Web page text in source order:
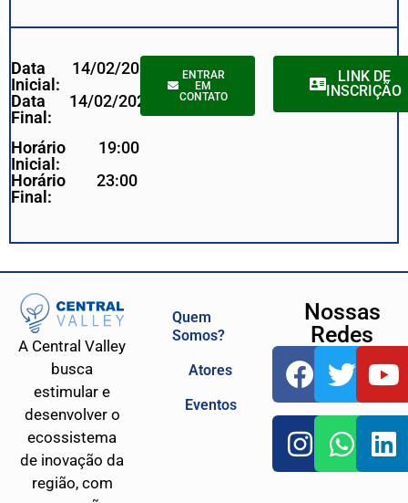
Data
Inicial:
14/02/2023
Data
Final:
14/02/2023
Horário
Inicial:
19:00
Horário
Final:
23:00
ENTRAR
EM
CONTATO
LINK DE
INSCRIÇÃO
A Central Valley
busca
estimular e
desenvolver o
ecossistema
de inovação da
região, com
Quem
Somos?
Atores
Eventos
Nossas
Redes